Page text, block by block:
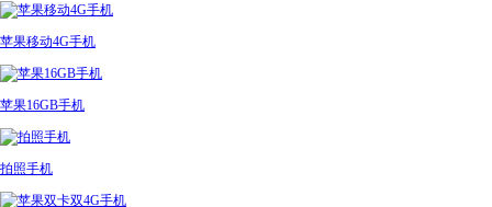
苹果移动4G手机
苹果16GB手机
拍照手机